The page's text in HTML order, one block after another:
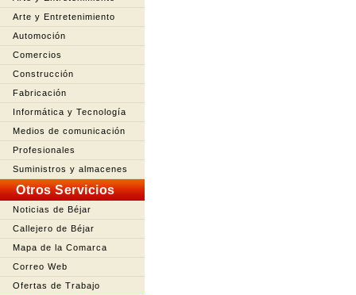
Arte y Entretenimiento
Automoción
Comercios
Construcción
Fabricación
Informática y Tecnología
Medios de comunicación
Profesionales
Suministros y almacenes
Otros Servicios
Noticias de Béjar
Callejero de Béjar
Mapa de la Comarca
Correo Web
Ofertas de Trabajo